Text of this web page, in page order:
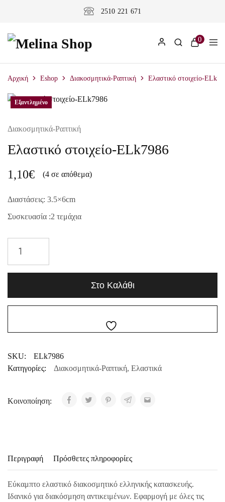
2510 221 671
0
Αρχική Eshop Διακοσμητικά-Ραπτική Ελαστικό στοιχείο-
Διακοσμητικά-Ραπτική
Ελαστικό στοιχείο-ELk7986
1,10€ (4 σε απόθεμα)
Διαστάσεις: 3.5×6cm
Συσκευασία :2 τεμάχια
Στο Καλάθι
SKU:
ELk7986
Κατηγορίες:
Διακοσμητικά-Ραπτική, Ελαστικά
Κοινοποίηση:
Περιγραφή Πρόσθετες πληροφορίες
Εύκαμπτο ελαστικό διακοσμητικό ελληνικής κατασκευής.
Ιδανικό για διακόσμηση αντικειμένων. Εφαρμογή με όλες τις
Εξαντλημένο